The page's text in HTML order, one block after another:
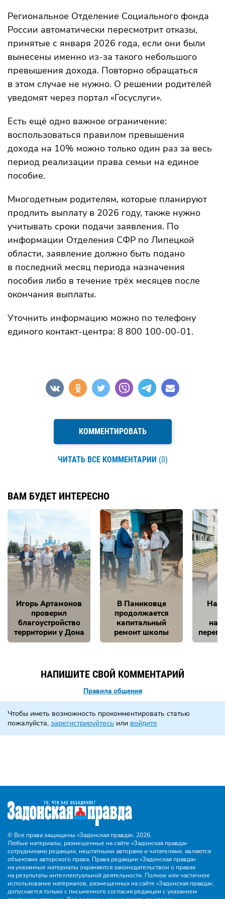
Региональное Отделение Социального фонда
России автоматически пересмотрит отказы,
принятые с января 2026 года, если они были
вынесены именно из-за такого небольшого
превышения дохода. Повторно обращаться
в этом случае не нужно. О решении родителей
уведомят через портал «Госуслуги».
Есть ещё одно важное ограничение:
воспользоваться правилом превышения
дохода на 10% можно только один раз за весь
период реализации права семьи на единое
пособие.
Многодетным родителям, которые планируют
продлить выплату в 2026 году, также нужно
учитывать сроки подачи заявления. По
информации Отделения СФР по Липецкой
области, заявление должно быть подано
в последний месяц периода назначения
пособия либо в течение трёх месяцев после
окончания выплаты.
Уточнить информацию можно по телефону
единого контакт-центра: 8 800 100-00-01.
КОММЕНТИРОВАТЬ
ЧИТАТЬ ВСЕ КОММЕНТАРИИ (0)
ВАМ БУДЕТ ИНТЕРЕСНО
Игорь Артамонов
проверил
благоустройство
территории у Дона
В Паниковце
продолжается
капитальный
ремонт школы
Нам
на
НАПИШИТЕ СВОЙ КОММЕНТАРИЙ
Правила общения
Чтобы иметь возможность прокомментировать статью
пожалуйста, зарегистрируйтесь или войдите
© Все права защищены «Задонская правда», 2026.
Любые материалы, размещенные на сайте «Задонская правда»
сотрудниками редакции, нештатными авторами и читателями, являются
объектами авторского права. Права редакции «Задонская правда»
на указанные материалы охраняются законодательством о правах
на результаты интеллектуальной деятельности. Полное или частичное
использование материалов, размещенных на сайте «Задонская правда»,
допускается только с письменного согласия редакции с указанием